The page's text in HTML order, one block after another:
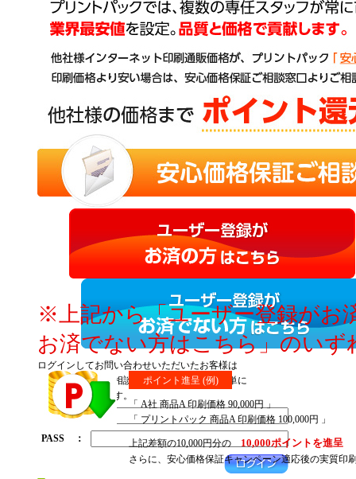
ログインしてお問い合わせいただいたお客様は
価格についてのご相談後、マイページより簡単に
ご注文いただけます。
ID
：
PASS ：
※上記から「ユーザー登録がお
お済でない方はこちら」のい
ポイント進呈 (例)
「 A社 商品A 印刷価格 90,000円 」
「 プリントパック 商品A 印刷価格 100,000円 」
上記差額の10,000円分の 10,000ポイントを進呈
さらに、安心価格保証キャンペーン適応後の実質印